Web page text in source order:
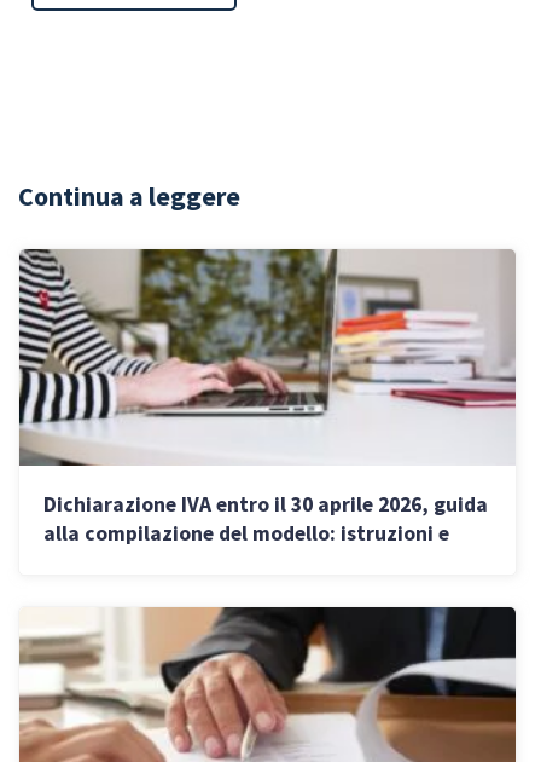
Continua a leggere
Dichiarazione IVA entro il 30 aprile 2026, guida
alla compilazione del modello: istruzioni e